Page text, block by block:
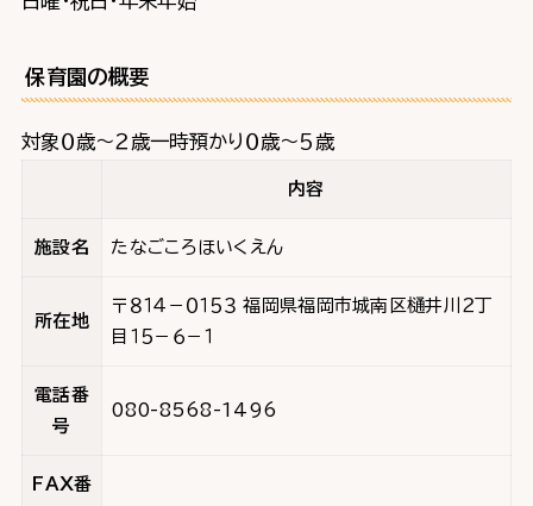
保育園の概要
対象０歳～２歳一時預かり０歳～５歳
内容
施設名 たなごころほいくえん
所在地
〒８１４－０１５３ 福岡県福岡市城南区樋井川２丁
目１５－６－１
電話番
号
080-8568-1496
FAX番